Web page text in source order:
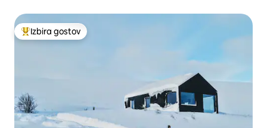
Najbolj priljubljena prenočišča z značko »Izbira gostov«
Izbira gostov